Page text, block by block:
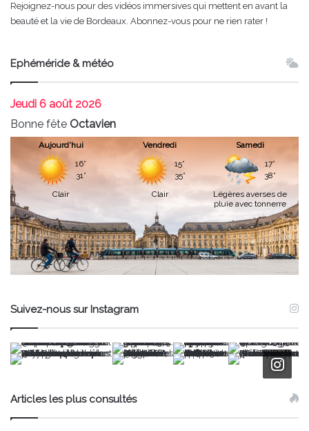
Rejoignez-nous pour des vidéos immersives qui mettent en avant la
beauté et la vie de Bordeaux. Abonnez-vous pour ne rien rater !
Ephéméride & météo
Jeudi 6 août 2026
Bonne fête Octavien
Aujourd'hui
16°
31°
Clair
Vendredi
15°
35°
Clair
Samedi
17°
38°
Légères averses de
pluie avec tonnerre
Suivez-nous sur Instagram
Articles les plus consultés